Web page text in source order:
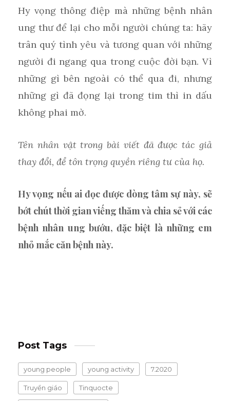
Hy vọng thông điệp mà những bệnh nhân
ung thư để lại cho mỗi người chúng ta: hãy
trân quý tình yêu và tương quan với những
người đi ngang qua trong cuộc đời bạn. Vì
những gì bên ngoài có thể qua đi, nhưng
những gì đã đọng lại trong tim thì in dấu
không phai mờ.
Tên nhân vật trong bài viết đã được tác giả
thay đổi, để tôn trọng quyền riêng tư của họ.
Hy vọng nếu ai đọc được dòng tâm sự này, sẽ
bớt chút thời gian viếng thăm và chia sẻ với các
bệnh nhân ung bướu, đặc biệt là những em
nhỏ mắc căn bệnh này.
Post Tags
young people young activity 7.2020
Truyền giáo Tinquocte